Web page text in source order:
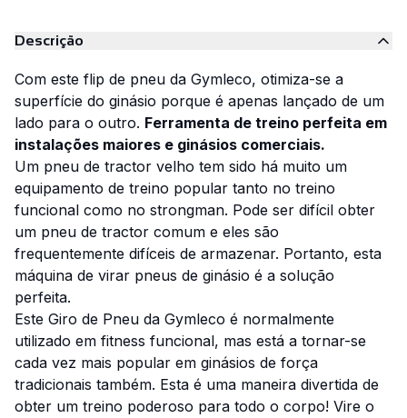
Descrição
Com este flip de pneu da Gymleco, otimiza-se a
superfície do ginásio porque é apenas lançado de um
lado para o outro. Ferramenta de treino perfeita em
instalações maiores e ginásios comerciais.
Um pneu de tractor velho tem sido há muito um
equipamento de treino popular tanto no treino
funcional como no strongman. Pode ser difícil obter
um pneu de tractor comum e eles são
frequentemente difíceis de armazenar. Portanto, esta
máquina de virar pneus de ginásio é a solução
perfeita.
Este Giro de Pneu da Gymleco é normalmente
utilizado em fitness funcional, mas está a tornar-se
cada vez mais popular em ginásios de força
tradicionais também. Esta é uma maneira divertida de
obter um treino poderoso para todo o corpo! Vire o